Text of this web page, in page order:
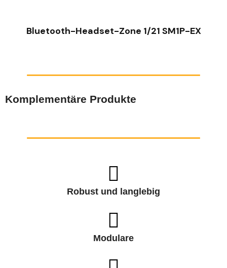
Bluetooth-Headset-Zone 1/21 SM1P-EX
Komplementäre Produkte
Robust und langlebig
Modulare